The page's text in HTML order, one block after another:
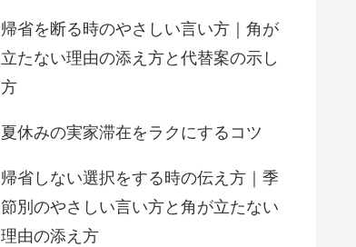
帰省を断る時のやさしい言い方｜角が
立たない理由の添え方と代替案の示し
方
夏休みの実家滞在をラクにするコツ
帰省しない選択をする時の伝え方｜季
節別のやさしい言い方と角が立たない
理由の添え方